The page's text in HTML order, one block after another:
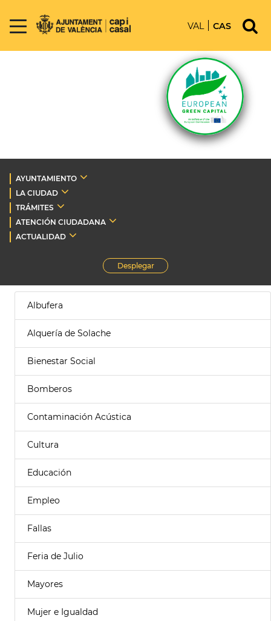
VAL CAS
AYUNTAMIENTO
LA CIUDAD
TRÁMITES
ATENCIÓN CIUDADANA
ACTUALIDAD
Desplegar
Albufera
Alquería de Solache
Bienestar Social
Bomberos
Contaminación Acústica
Cultura
Educación
Empleo
Fallas
Feria de Julio
Mayores
Mujer e Igualdad